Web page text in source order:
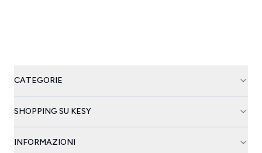
CATEGORIE
SHOPPING SU KESY
INFORMAZIONI